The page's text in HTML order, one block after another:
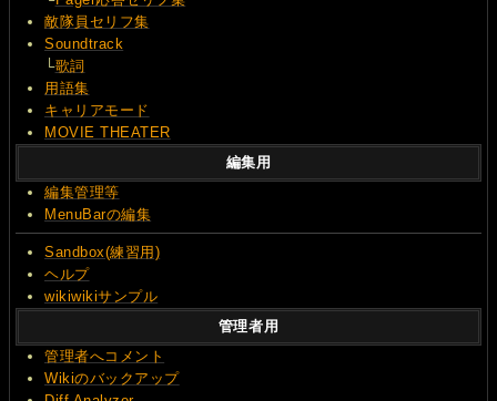
敵隊員セリフ集
Soundtrack
└歌詞
用語集
キャリアモード
MOVIE THEATER
編集用
編集管理等
MenuBarの編集
Sandbox(練習用)
ヘルプ
wikiwikiサンプル
管理者用
管理者へコメント
Wikiのバックアップ